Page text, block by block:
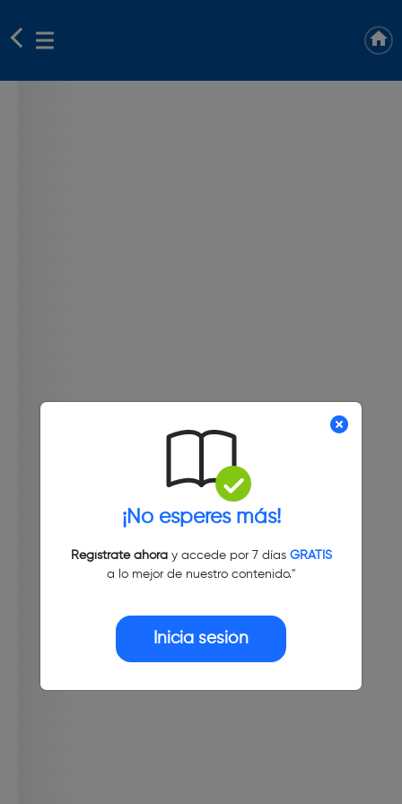
¡No esperes más!
Regístrate ahoray accede por 7 días GRATIS
a lo mejor de nuestro contenido."
Inicia sesión